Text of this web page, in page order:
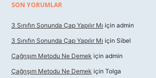
SON YORUMLAR
3 Sınıfın Sonunda Çap Yapılır Mı için admin
3 Sınıfın Sonunda Çap Yapılır Mı için Sibel
Çağrışım Metodu Ne Demek için admin
Çağrışım Metodu Ne Demek için Tolga